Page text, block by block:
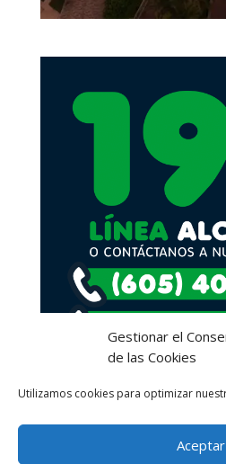
Gestionar el
de las Cookies
Utilizamos cookies para optimizar
Aceptar